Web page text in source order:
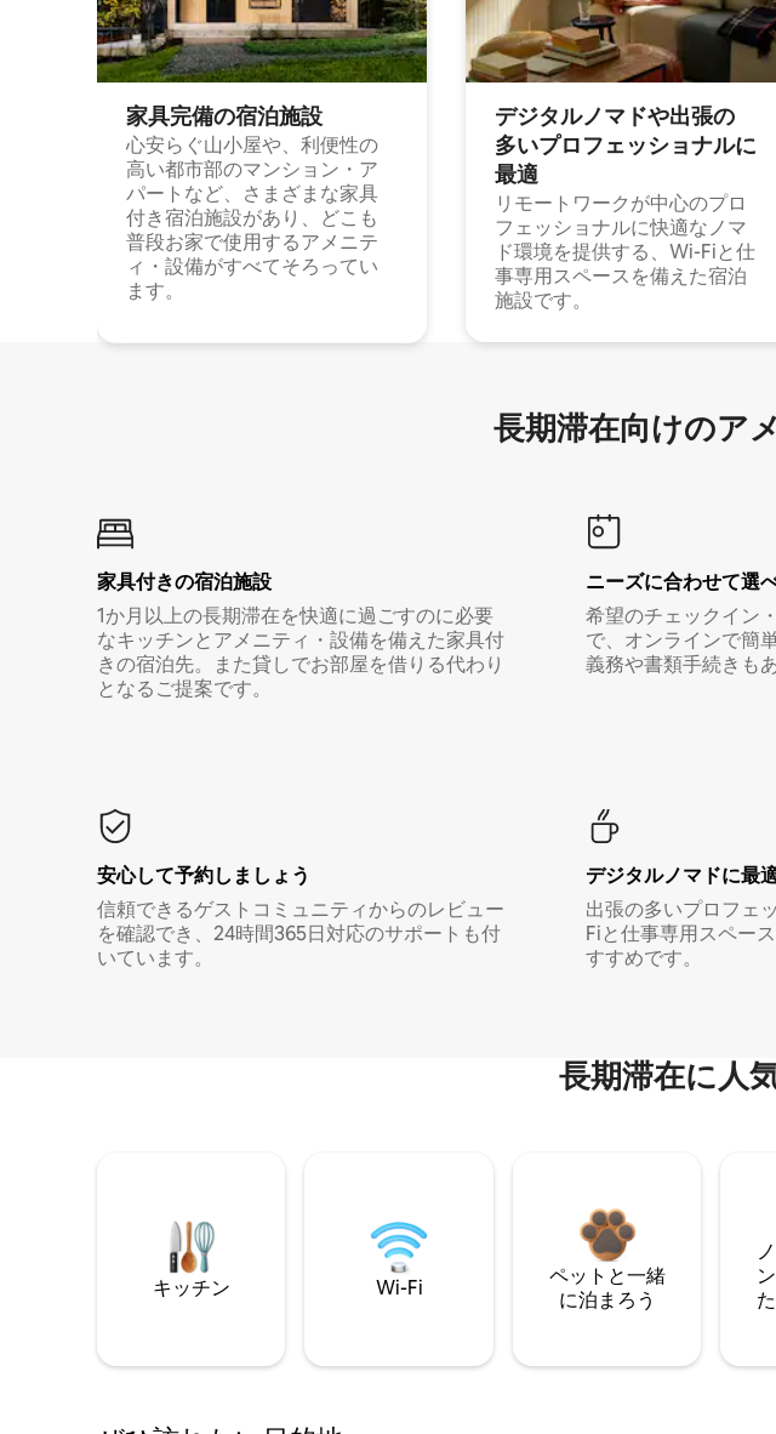
家具完備の宿⁠泊⁠施⁠設
心安らぐ山小屋や、利便性の
高い都市部のマンション・ア
パートなど、さまざまな家具
付き宿泊施設があり、どこも
普段お家で使用するアメニテ
ィ・設備がすべてそろってい
ます。
デジタルノマドや出⁠張⁠の
多⁠いプ⁠ロ⁠フ⁠ェ⁠ッ⁠シ⁠ョ⁠ナ⁠ル⁠に
最⁠適
リモートワークが中心のプロ
フェッショナルに快適なノマ
ド環境を提供する、Wi-Fiと仕
事専用スペースを備えた宿泊
施設です。
長期滞在向け⁠のア⁠
家具付き⁠の宿⁠泊⁠施⁠設
1か月以上の長期滞在を快適に過ごすのに必要
なキッチンとアメニティ・設備を備えた家具付
きの宿泊先。また貸しでお部屋を借りる代わり
となるご提案です。
ニーズに合わせて選
希望のチェックイン
で、オンラインで簡
義務や書類手続きも
安心して予約しましょう
信頼できるゲストコミュニティからのレビュー
を確認でき、24時間365日対応のサポートも付
いています。
デジタルノマド⁠に最⁠
出張の多いプロフェ
Fiと仕事専用スペー
すすめです。
長期滞在に人
キッチン Wi-Fi
ペットと一緒
に泊まろう